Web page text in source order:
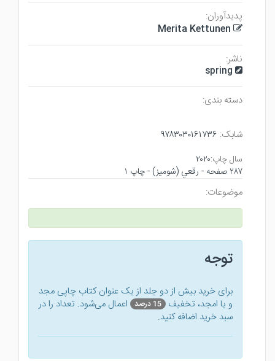
پدیدآوران:
Merita Kettunen
ناشر:
spring
دسته بندی:
شابک: ۹۷۸۳۰۳۰۱۶۱۷۳۶
سال چاپ:۲۰۲۰
۲۸۷ صفحه - رقعي (شوميز) - چاپ ۱
موضوعات:
توجه
برای خرید بیش از دو جلد از یک عنوان کتاب‌ چاپی مجد
و یا امجد، تخفیف 15 درصد
اعمال می‌شود. تعداد را در
سبد خرید اضافه کنید.